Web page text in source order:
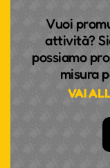
Vuoi
attività?
possiamo
misura
VAI